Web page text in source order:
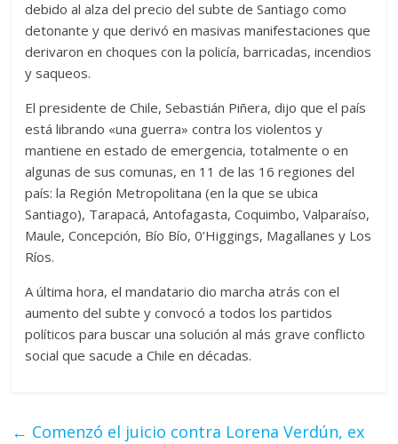
debido al alza del precio del subte de Santiago como
detonante y que derivó en masivas manifestaciones que
derivaron en choques con la policía, barricadas, incendios
y saqueos.
El presidente de Chile, Sebastián Piñera, dijo que el país
está librando «una guerra» contra los violentos y
mantiene en estado de emergencia, totalmente o en
algunas de sus comunas, en 11 de las 16 regiones del
país: la Región Metropolitana (en la que se ubica
Santiago), Tarapacá, Antofagasta, Coquimbo, Valparaíso,
Maule, Concepción, Bío Bío, 0’Higgings, Magallanes y Los
Ríos.
A última hora, el mandatario dio marcha atrás con el
aumento del subte y convocó a todos los partidos
políticos para buscar una solución al más grave conflicto
social que sacude a Chile en décadas.
← Comenzó el juicio contra Lorena Verdún, ex